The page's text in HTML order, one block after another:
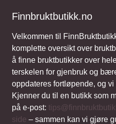
Finnbruktbutikk.no
Velkommen til
komplette oversikt over
å finne bruktbutikker over
terskelen for gjenbruk og
oppdateres fortløpende, og
Kjenner du til en butikk som
på e-post:
side – sammen kan vi gjøre